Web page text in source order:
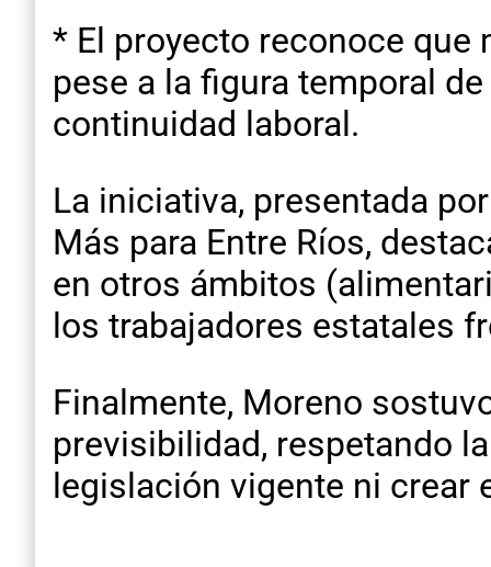
* El proyecto reconoce
pese a la figura temporal
continuidad laboral.
La iniciativa, presentada
Más para Entre Ríos,
en otros ámbitos
los trabajadores estatales
Finalmente, Moreno
previsibilidad, respetando
legislación vigente ni crear